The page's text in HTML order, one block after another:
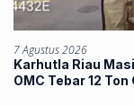
7 Agustus 2026
Karhutla Riau
OMC Tebar 12 Ton